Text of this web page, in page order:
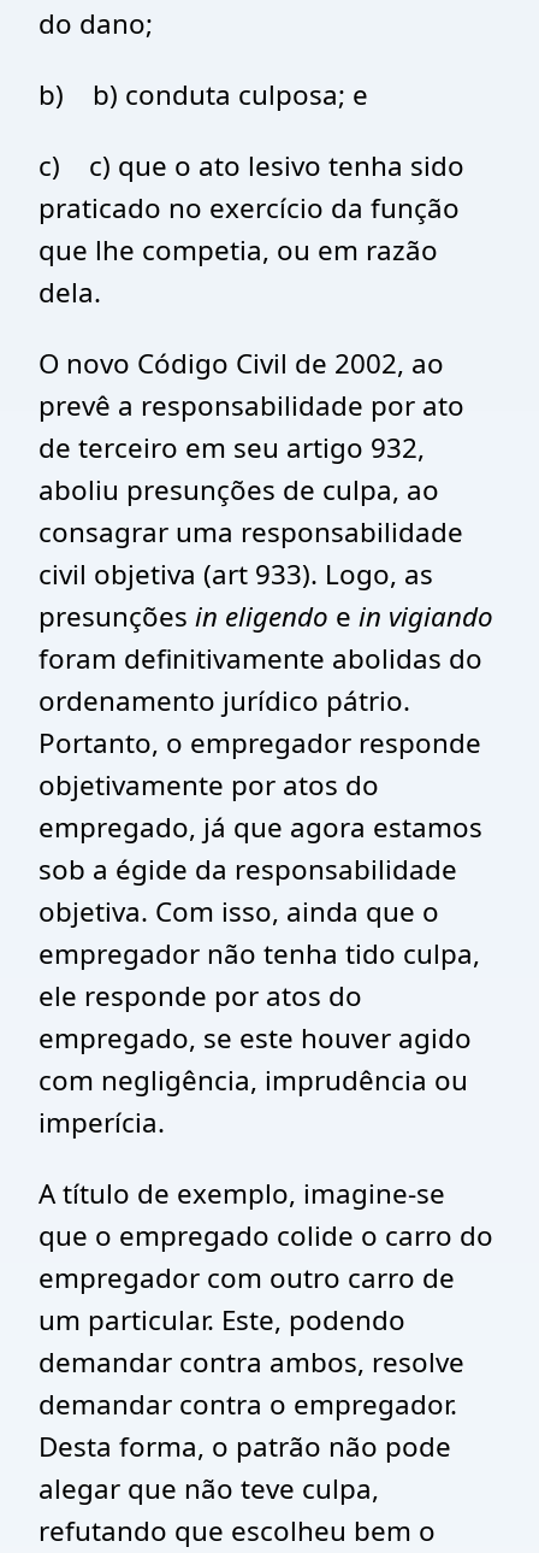
do dano;
b) b) conduta culposa; e
c) c) que o ato lesivo tenha sido
praticado no exercício da função
que lhe competia, ou em razão
dela.
O novo Código Civil de 2002, ao
prevê a responsabilidade por ato
de terceiro em seu artigo 932,
aboliu presunções de culpa, ao
consagrar uma responsabilidade
civil objetiva (art 933). Logo, as
presunções in eligendo e in vigiando
foram definitivamente abolidas do
ordenamento jurídico pátrio.
Portanto, o empregador responde
objetivamente por atos do
empregado, já que agora estamos
sob a égide da responsabilidade
objetiva. Com isso, ainda que o
empregador não tenha tido culpa,
ele responde por atos do
empregado, se este houver agido
com negligência, imprudência ou
imperícia.
A título de exemplo, imagine-se
que o empregado colide o carro do
empregador com outro carro de
um particular. Este, podendo
demandar contra ambos, resolve
demandar contra o empregador.
Desta forma, o patrão não pode
alegar que não teve culpa,
refutando que escolheu bem o